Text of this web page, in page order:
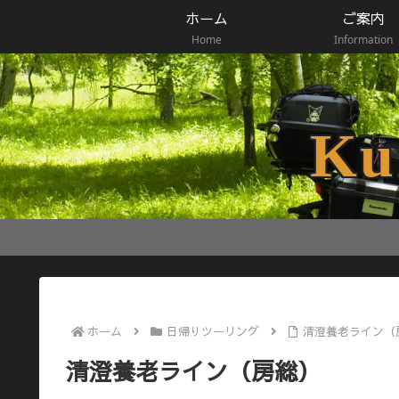
ホーム
Home
ご案内
Information
ホーム 日帰りツーリング 清澄養老ライン（
清澄養老ライン（房総）